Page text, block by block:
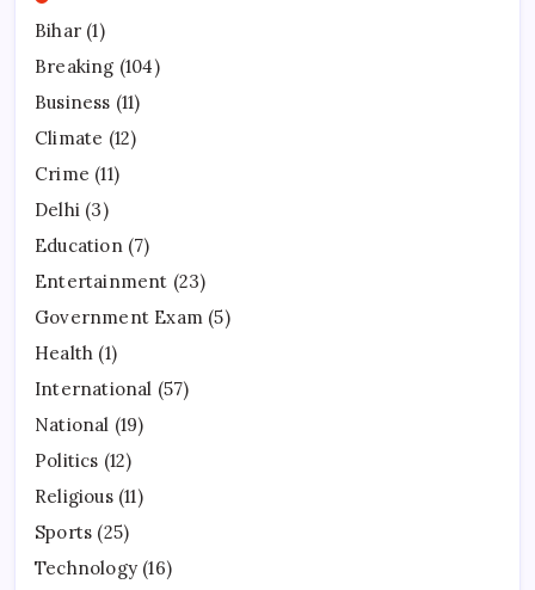
Bihar (1)
Breaking (104)
Business (11)
Climate (12)
Crime (11)
Delhi (3)
Education(7)
Entertainment (23)
Government Exam (5)
Health (1)
International (57)
National (19)
Politics (12)
Religious(11)
Sports (25)
Technology (16)